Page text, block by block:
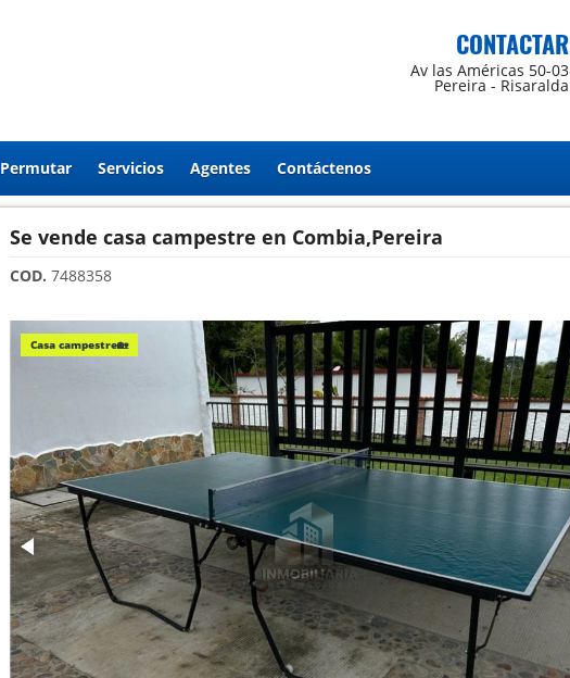
CONTACTAR
Av las Américas 50-03
Pereira - Risaralda
Permutar Servicios Agentes Contáctenos
Se vende casa campestre en Combia,Pereira
COD. 7488358
Casa campestre🏡